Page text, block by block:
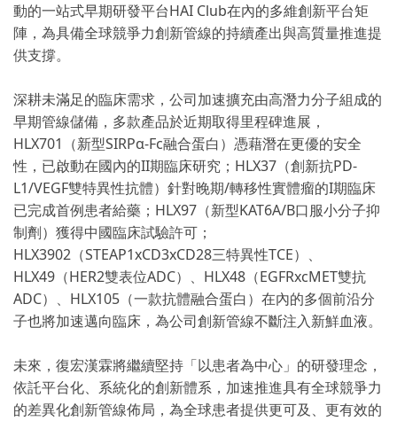
動的一站式早期研發平台HAI Club在內的多維創新平台矩
陣，為具備全球競爭力創新管線的持續產出與高質量推進提
供支撐。
深耕未滿足的臨床需求，公司加速擴充由高潛力分子組成的
早期管線儲備，多款產品於近期取得里程碑進展，
HLX701（新型SIRPα-Fc融合蛋白）憑藉潛在更優的安全
性，已啟動在國內的II期臨床研究；HLX37（創新抗PD-
L1/VEGF雙特異性抗體）針對晚期/轉移性實體瘤的I期臨床
已完成首例患者給藥；HLX97（新型KAT6A/B口服小分子抑
制劑）獲得中國臨床試驗許可；
HLX3902（STEAP1xCD3xCD28三特異性TCE）、
HLX49（HER2雙表位ADC）、HLX48（EGFRxcMET雙抗
ADC）、HLX105（一款抗體融合蛋白）在內的多個前沿分
子也將加速邁向臨床，為公司創新管線不斷注入新鮮血液。
未來，復宏漢霖將繼續堅持「以患者為中心」的研發理念，
依託平台化、系統化的創新體系，加速推進具有全球競爭力
的差異化創新管線佈局，為全球患者提供更可及、更有效的